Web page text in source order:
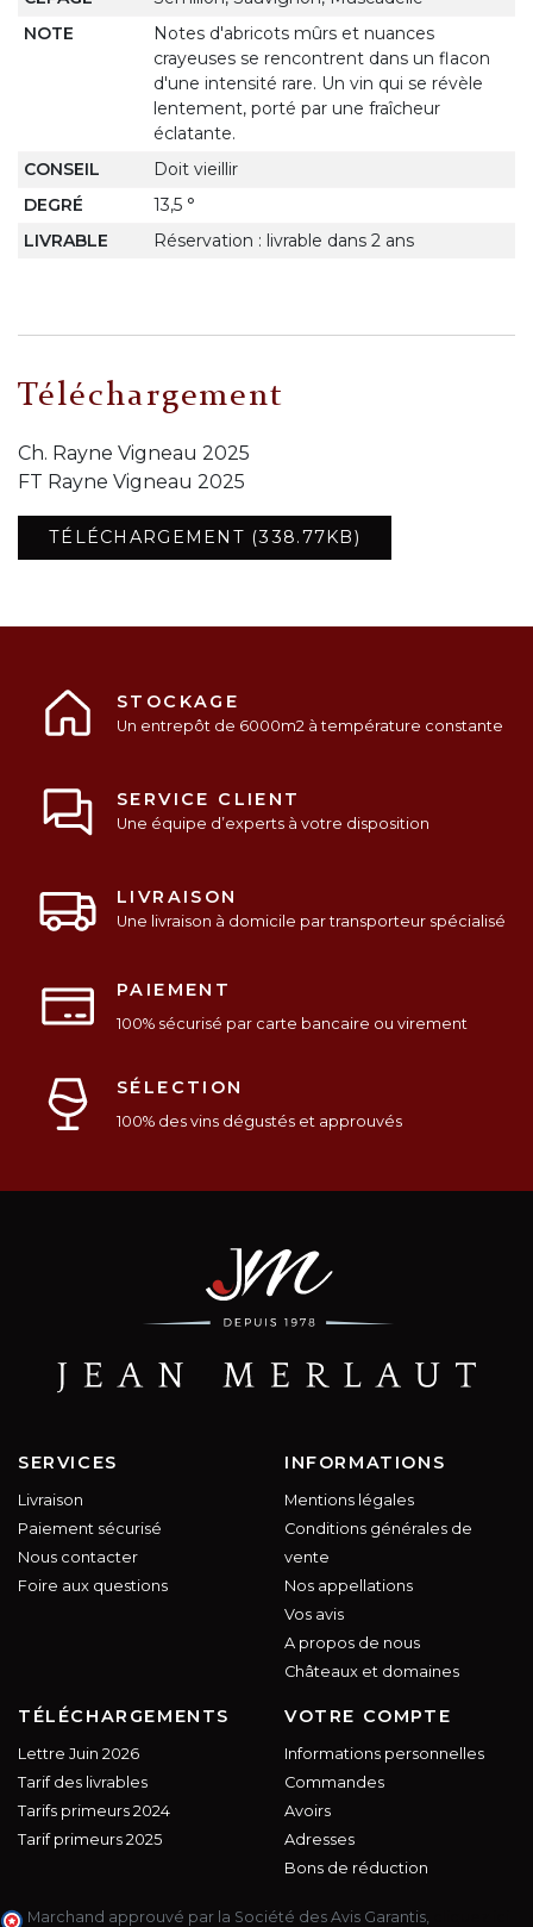
NOTE
Notes d'abricots mûrs et nuances
crayeuses se rencontrent dans un flacon
d'une intensité rare. Un vin qui se révèle
lentement, porté par une fraîcheur
éclatante.
CONSEIL
Doit vieillir
DEGRÉ
13,5 °
LIVRABLE
Réservation : livrable dans 2 ans
Téléchargement
Ch. Rayne Vigneau 2025
FT Rayne Vigneau 2025
TÉLÉCHARGEMENT (338.77KB)
STOCKAGE
Un entrepôt de 6000m2 à température constante
SERVICE CLIENT
Une équipe d’experts à votre disposition
LIVRAISON
Une livraison à domicile par transporteur spécialisé
PAIEMENT
100% sécurisé par carte bancaire ou virement
SÉLECTION
100% des vins dégustés et approuvés
SERVICES
Livraison
Paiement sécurisé
Nous contacter
Foire aux questions
INFORMATIONS
Mentions légales
Conditions générales de
vente
Nos appellations
Vos avis
A propos de nous
Châteaux et domaines
TÉLÉCHARGEMENTS
Lettre Juin 2026
Tarif des livrables
Tarifs primeurs 2024
Tarif primeurs 2025
VOTRE COMPTE
Informations personnelles
Commandes
Avoirs
Adresses
Bons de réduction
Marchand approuvé par la Société des Avis Garantis,